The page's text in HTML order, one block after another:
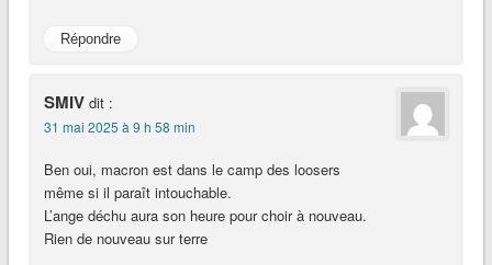
Répondre
SMIV dit :
31 mai 2025 à 9 h 58 min
Ben oui, macron est dans le camp des loosers
même si il paraît intouchable.
L’ange déchu aura son heure pour choir à nouveau.
Rien de nouveau sur terre